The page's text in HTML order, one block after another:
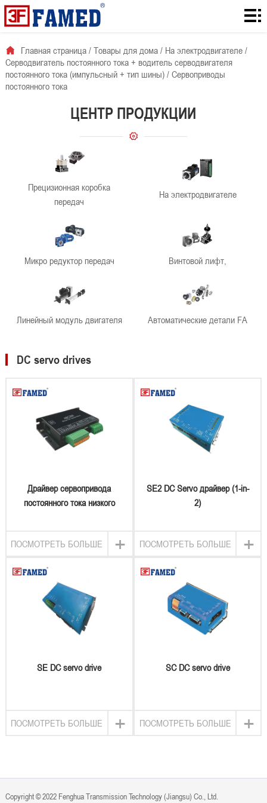
Главная
для
дома
Количество
Главная страница/ Товары для дома/ На электродвигателе/
Серводвигатель постоянного тока + водитель серводвигателя
постоянного тока (импульсный + тип шины)/ Сервоприводы
постоянного тока
ЦЕНТР ПРОДУКЦИИ
Прецизионная коробка
передач
На электродвигателе
Микро редуктор передач Винтовой лифт,
Линейный модуль двигателя Автоматические детали FA
DC servo drives
Драйвер сервопривода
постоянного тока низкого
+
ПОСМОТРЕТЬ БОЛЬШЕ
SE2 DC Servo драйвер (1-in-
2)
+
ПОСМОТРЕТЬ БОЛЬШЕ
SE DC servo drive
+
ПОСМОТРЕТЬ БОЛЬШЕ
SC DC servo drive
+
ПОСМОТРЕТЬ БОЛЬШЕ
Copyright © 2022 Fenghua Transmission Technology (Jiangsu) Co., Ltd.